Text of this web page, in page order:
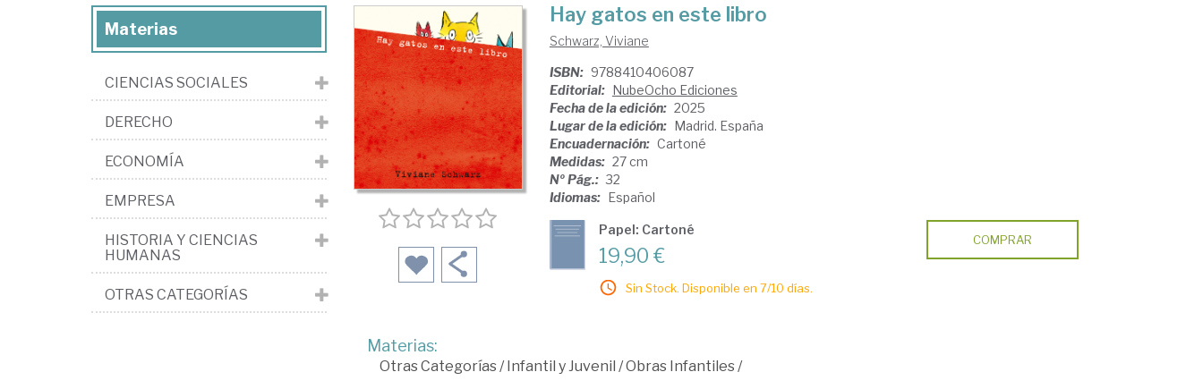
Hay gatos en este libro
Schwarz, Viviane
ISBN: 9788410406087
Editorial: NubeOcho Ediciones
Fecha de la edición: 2025
Lugar de la edición: Madrid. España
Encuadernación: Cartoné
Medidas: 27 cm
Nº Pág.: 32
Idiomas: Español
Papel: Cartoné
19,90 €
Sin Stock. Disponible en 7/10 días.
COMPRAR
Materias:
Otras Categorías/Infantil y Juvenil /Obras Infantiles/
Materias
CIENCIAS SOCIALES
DERECHO
ECONOMÍA
EMPRESA
HISTORIA Y CIENCIAS
HUMANAS
OTRAS CATEGORÍAS